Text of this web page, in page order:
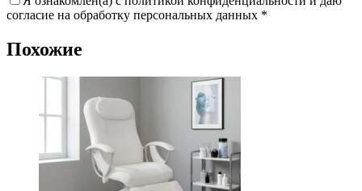
согласие на обработку персональных данных *
Похожие